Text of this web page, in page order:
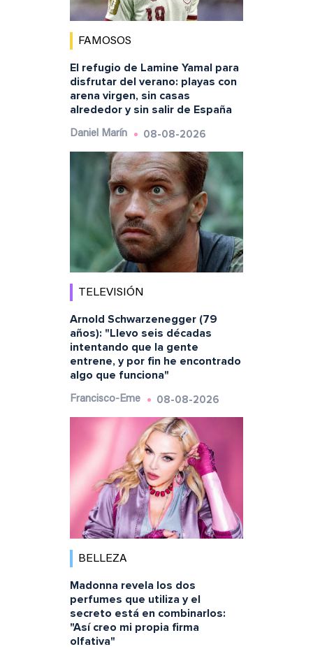
FAMOSOS
El refugio de Lamine Yamal para
disfrutar del verano: playas con
arena virgen, sin casas
alrededor y sin salir de España
Daniel Marín 08-08-2026
TELEVISIÓN
Arnold Schwarzenegger (79
años): "Llevo seis décadas
intentando que la gente
entrene, y por fin he encontrado
algo que funciona"
Francisco-Eme 08-08-2026
BELLEZA
Madonna revela los dos
perfumes que utiliza y el
secreto está en combinarlos:
"Así creo mi propia firma
olfativa"